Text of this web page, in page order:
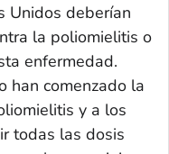
Unidos deberían
la poliomielitis o
enfermedad.
han comenzado la
y a los
todas las dosis